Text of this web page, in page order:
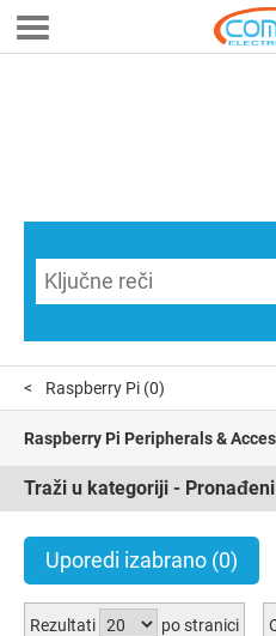
Raspberry Pi (0)
Raspberry Pi Peripherals &
Traži u kategoriji -
Uporedi izabrano (0)
Rezultati po stranici